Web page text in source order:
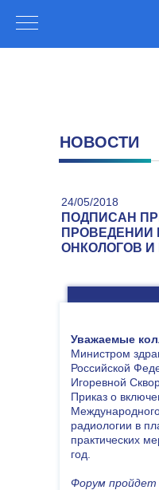
НОВОСТИ
ПОДПИСАН
ПРОВЕДЕНИИ
ОНКОЛОГОВ И
24/05/2018
Уважаемые
Министром
Российской
Игоревной
Приказ о
радиологии в
практических
год.
Форум пройдет